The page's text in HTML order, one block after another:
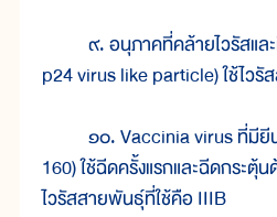
๙. อนุภาคที่คล้ายไวรัสและ
p24 virus like particle) ใช้ไว
๑๐. Vaccinia virus ที่มียีน
160) ใช้ฉีดครั้งแรกและฉีดกระตุ้
ไวรัสสายพันธุ์ที่ใช้คือ IIIB